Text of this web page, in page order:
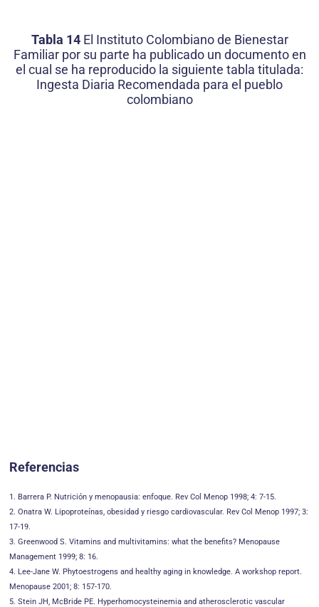
Tabla 14 El Instituto Colombiano de Bienestar
Familiar por su parte ha publicado un documento en
el cual se ha reproducido la siguiente tabla titulada:
Ingesta Diaria Recomendada para el pueblo
colombiano
Referencias
1. Barrera P. Nutrición y menopausia: enfoque. Rev Col Menop 1998; 4: 7-15.
2. Onatra W. Lipoproteínas, obesidad y riesgo cardiovascular. Rev Col Menop 1997; 3:
17-19.
3. Greenwood S. Vitamins and multivitamins: what the benefits? Menopause
Management 1999; 8: 16.
4. Lee-Jane W. Phytoestrogens and healthy aging in knowledge. A workshop report.
Menopause 2001; 8: 157-170.
5. Stein JH, McBride PE. Hyperhomocysteinemia and atherosclerotic vascular